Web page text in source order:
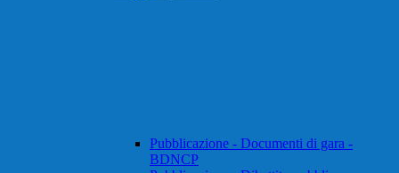
Pubblicazione - Documenti di gara -
BDNCP